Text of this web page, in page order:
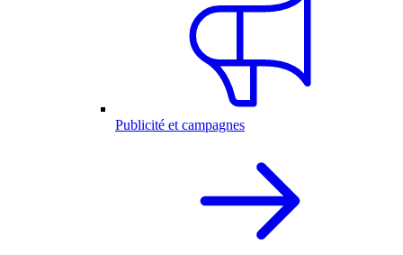
Publicité et campagnes